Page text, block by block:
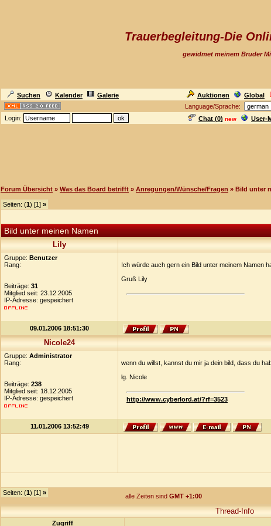
Trauerbegleitung-Die
gewidmet meinem Bruder
Suchen Kalender Galerie Auktionen Global
Language/Sprache:
Login:
Chat (0) new User-
Forum Übersicht » Was das Board betrifft » Anregungen/Wünsche/Fragen » Bild unter
Seiten: (1) [1] »
Bild unter meinen Namen
Lily
Gruppe: Benutzer
Rang:
Beiträge: 31
Mitglied seit: 23.12.2005
IP-Adresse: gespeichert
Ich würde auch gern ein Bild unter meinem Namen
Gruß Lily
09.01.2006 18:51:30
Nicole24
Gruppe: Administrator
Rang:
Beiträge: 238
Mitglied seit: 18.12.2005
IP-Adresse: gespeichert
wenn du willst, kannst du mir ja dein bild, dass du
lg. Nicole
http://www.cyberlord.at/?rf=3523
11.01.2006 13:52:49
Seiten: (1) [1] » alle Zeiten sind GMT +1:00
Thread-Info
Zugriff